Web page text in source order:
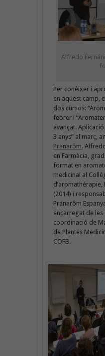
Alfredo
Per conèixer i
en aquest camp,
dos cursos:
febrer i
avançat.
3 anys” al març,
Pranarôm.Alfredo
en Farmàcia,
format en
medicinal al
(2014) i
Pranarôm
encarregat de les
coordinació de
de Plantes
COFB.